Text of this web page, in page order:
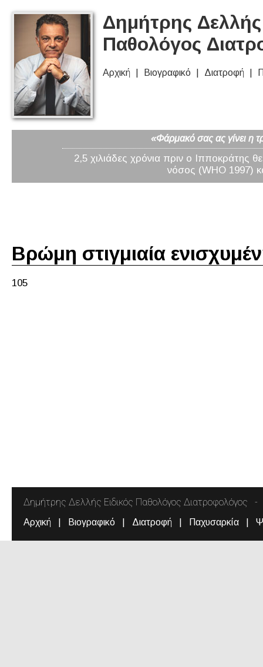
Δημήτρης
Παθολόγος
Αρχική Βιογραφικό Διατροφή
«Φάρμακό σας ας γίνει η
2,5 χιλιάδες χρόνια πριν ο Ιπποκράτης
νόσος (WHO 1997)
Βρώμη στιγμιαία
105
Δημήτρης Δελλής Ειδικός Παθολόγος Διατροφολόγος
Αρχική Βιογραφικό Διατροφή Παχυσαρκία